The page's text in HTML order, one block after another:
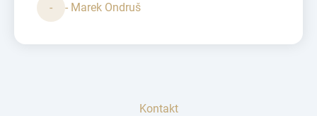
-
- Marek Ondruš
Kontakt